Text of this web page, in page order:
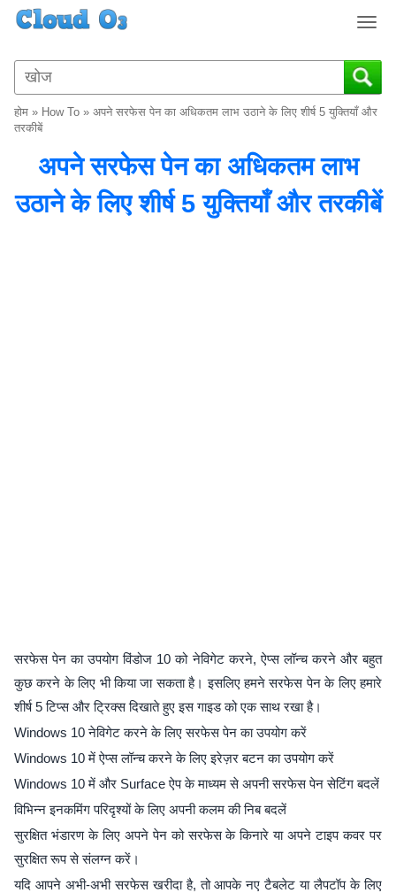
T
g
g
l
i
होम » How To » अपने सरफेस पेन का अधिकतम लाभ उठाने के लिए शीर्ष 5 युक्तियाँ और
तरकीबें
अपने सरफेस पेन का अधिकतम लाभ
उठाने के लिए शीर्ष 5 युक्तियाँ और तरकीबें
सरफेस पेन का उपयोग विंडोज 10 को नेविगेट करने, ऐप्स लॉन्च करने और बहुत
कुछ करने के लिए भी किया जा सकता है। इसलिए हमने सरफेस पेन के लिए हमारे
शीर्ष 5 टिप्स और ट्रिक्स दिखाते हुए इस गाइड को एक साथ रखा है।
Windows 10 नेविगेट करने के लिए सरफेस पेन का उपयोग करें
Windows 10 में ऐप्स लॉन्च करने के लिए इरेज़र बटन का उपयोग करें
Windows 10 में और Surface ऐप के माध्यम से अपनी सरफेस पेन सेटिंग बदलें
विभिन्न इनकमिंग परिदृश्यों के लिए अपनी कलम की निब बदलें
सुरक्षित भंडारण के लिए अपने पेन को सरफेस के किनारे या अपने टाइप कवर पर
सुरक्षित रूप से संलग्न करें।
यदि आपने अभी-अभी सरफेस खरीदा है, तो आपके नए टैबलेट या लैपटॉप के लिए